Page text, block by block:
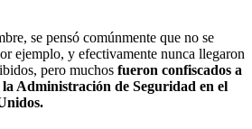
se pensó comúnmente que no se
ejemplo, y efectivamente nunca llegaron
pero muchos fueron confiscados a
Administración de Seguridad en el